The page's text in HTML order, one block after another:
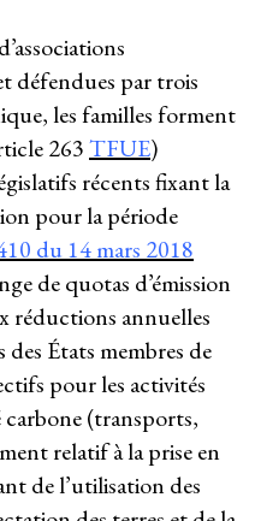
défendues par trois
les familles forment
263TFUE)
récents fixant la
pour la période
​du 14 mars 2018
de quotas d’émission
réductions annuelles
États membres de
pour les activités
(transports,
​relatif à la prise en
de l’utilisation des